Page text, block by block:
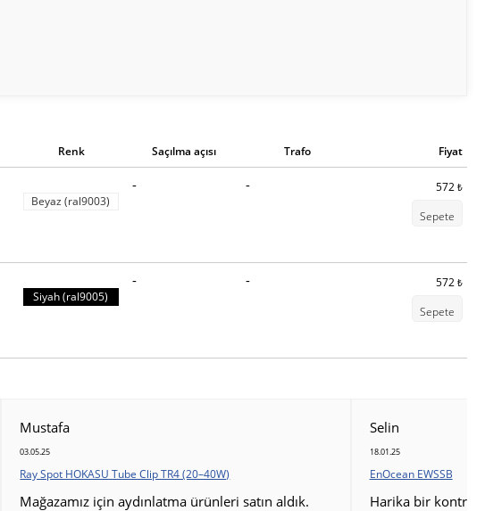
Renk Saçılma açısı Trafo Fiyat
Beyaz (ral9003)
- - 572 ₺
Sepete
Siyah (ral9005)
- - 572 ₺
Sepete
Mustafa
03.05.25
Ray Spot HOKASU Tube Clip TR4 (20–40W)
Mağazamız için aydınlatma ürünleri satın aldık.
Selin
18.01.25
EnOcean EWSSB
Harika bir kontrol